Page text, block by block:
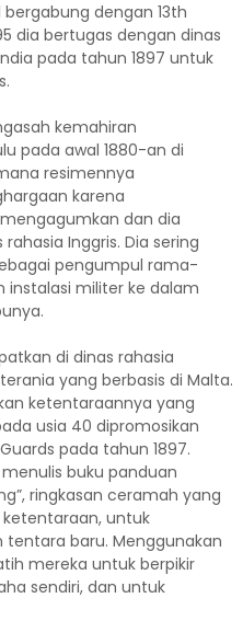
bergabung dengan 13th
dia bertugas dengan dinas
pada tahun 1897 untuk
kemahiran
pada awal 1880-an di
resimennya
karena
dan dia
Inggris. Dia sering
pengumpul rama-
militer ke dalam
di dinas rahasia
yang berbasis di Malta.
ketentaraannya yang
usia 40 dipromosikan
pada tahun 1897.
buku panduan
ringkasan ceramah yang
untuk
baru. Menggunakan
mereka untuk berpikir
sendiri, dan untuk